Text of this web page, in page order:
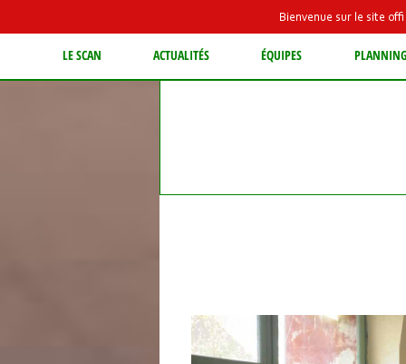
Bienvenue sur le site
LE SCAN ACTUALITÉS ÉQUIPES